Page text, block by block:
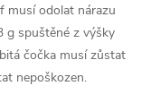
musí odolat nárazu
g spuštěné z výšky
čočka musí zůstat
nepoškozen.